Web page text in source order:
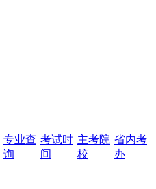
专业查
询
考试时
间
主考院
校
省内考
办